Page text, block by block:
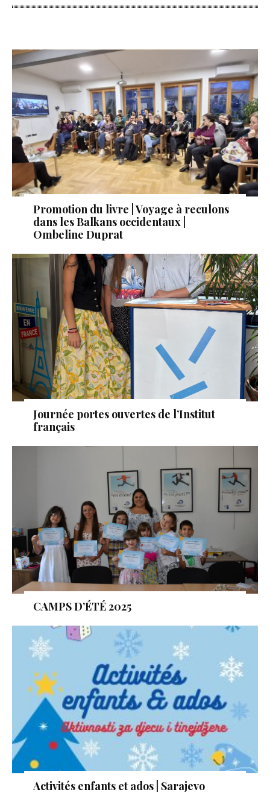
Promotion du livre | Voyage à reculons
dans les Balkans occidentaux |
Ombeline Duprat
Journée portes ouvertes de l’Institut
français
CAMPS D’ÉTÉ 2025
Activités enfants et ados | Sarajevo